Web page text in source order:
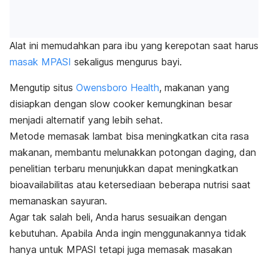
Alat ini memudahkan para ibu yang kerepotan saat harus
masak MPASI sekaligus mengurus bayi.
Mengutip situs Owensboro Health, makanan yang
disiapkan dengan slow cooker kemungkinan besar
menjadi alternatif yang lebih sehat.
Metode memasak lambat bisa meningkatkan cita rasa
makanan, membantu melunakkan potongan daging, dan
penelitian terbaru menunjukkan dapat meningkatkan
bioavailabilitas atau ketersediaan beberapa nutrisi saat
memanaskan sayuran.
Agar tak salah beli, Anda harus sesuaikan dengan
kebutuhan. Apabila Anda ingin menggunakannya tidak
hanya untuk MPASI tetapi juga memasak masakan